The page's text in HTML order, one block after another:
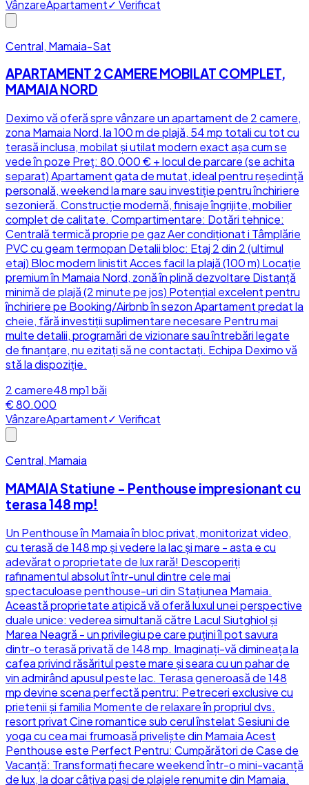
VânzareApartament✓ Verificat
Central, Mamaia-Sat
APARTAMENT 2 CAMERE MOBILAT COMPLET,
MAMAIA NORD
Deximo vă oferă spre vânzare un apartament de 2 camere,
zona Mamaia Nord, la 100 m de plajă, 54 mp totali cu tot cu
terasă inclusa, mobilat și utilat modern exact așa cum se
vede în poze Preț: 80.000 € + locul de parcare (se achita
separat) Apartament gata de mutat, ideal pentru reședință
personală, weekend la mare sau investiție pentru închiriere
sezonieră. Construcție modernă, finisaje îngrijite, mobilier
complet de calitate. Compartimentare: Dotări tehnice:
Centrală termică proprie pe gaz Aer condiționat i Tâmplărie
PVC cu geam termopan Detalii bloc: Etaj 2 din 2 (ultimul
etaj) Bloc modern linistit Acces facil la plajă (100 m) Locație
premium în Mamaia Nord, zonă în plină dezvoltare Distanță
minimă de plajă (2 minute pe jos) Potențial excelent pentru
închiriere pe Booking/Airbnb în sezon Apartament predat la
cheie, fără investiții suplimentare necesare Pentru mai
multe detalii, programări de vizionare sau întrebări legate
de finanțare, nu ezitați să ne contactați. Echipa Deximo vă
stă la dispoziție.
2camere48mp1 băi
€ 80.000
VânzareApartament✓ Verificat
Central, Mamaia
MAMAIA Statiune - Penthouse impresionant cu
terasa 148 mp!
Un Penthouse în Mamaia în bloc privat, monitorizat video,
cu terasă de 148 mp și vedere la lac și mare - asta e cu
adevărat o proprietate de lux rară! Descoperiți
rafinamentul absolut într-unul dintre cele mai
spectaculoase penthouse-uri din Stațiunea Mamaia.
Această proprietate atipică vă oferă luxul unei perspective
duale unice: vederea simultană către Lacul Siutghiol și
Marea Neagră - un privilegiu pe care puțini îl pot savura
dintr-o terasă privată de 148 mp. Imaginați-vă dimineața la
cafea privind răsăritul peste mare și seara cu un pahar de
vin admirând apusul peste lac. Terasa generoasă de 148
mp devine scena perfectă pentru: Petreceri exclusive cu
prietenii și familia Momente de relaxare în propriul dvs.
resort privat Cine romantice sub cerul înstelat Sesiuni de
yoga cu cea mai frumoasă priveliște din Mamaia Acest
Penthouse este Perfect Pentru: Cumpărători de Case de
Vacanță: Transformați fiecare weekend într-o mini-vacanță
de lux, la doar câțiva pași de plajele renumite din Mamaia.